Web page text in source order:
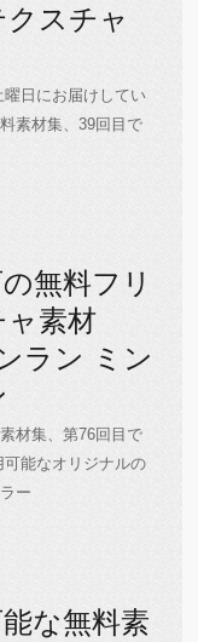
スチャ
日にお届けしてい
素材集、39回目で
無料フリ
ャ素材
ラン ミン
材集、第76回目で
能なオリジナルの
ー
な無料素